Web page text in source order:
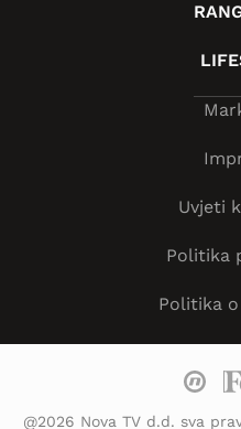
Uvjeti
Politika
Politika
@2026 Nova TV d.d. sva